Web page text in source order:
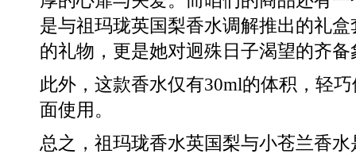
是与祖玛珑英国梨香水调解推出的礼
的礼物，更是她对迥殊日子渴望的齐备
此外，这款香水仅有30ml的体积，轻
面使用。
总之，祖玛珑香水英国梨与小苍兰香